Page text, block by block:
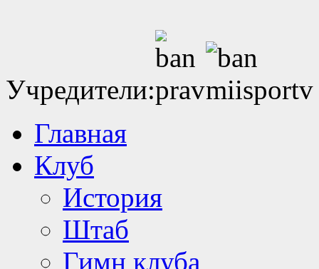
Учредители:
Главная
Клуб
История
Штаб
Гимн клуба